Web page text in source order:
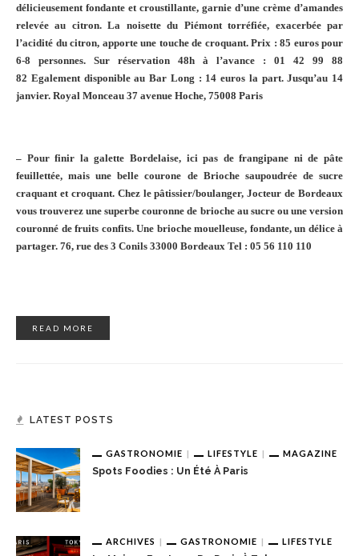
délicieusement fondante et croustillante, garnie d’une crème d’amandes
relevée au citron.La noisette du Piémont torréfiée, exacerbée par
l’acidité du citron, apporte une touche de croquant. Prix : 85 euros pour
6-8 personnes. Sur réservation 48h à l’avance : 01 42 99 88
82 Egalement disponible au Bar Long : 14 euros la part.Jusqu’au 14
janvier. Royal Monceau 37 avenue Hoche, 75008 Paris
– Pour finir la galette Bordelaise, ici pas de frangipane ni de pâte
feuillettée, mais une belle courone de Brioche saupoudrée de sucre
craquant et croquant. Chez le pâtissier/boulanger, Jocteur de Bordeaux
vous trouverez une superbe couronne de brioche au sucre ou une version
couronné de fruits confits. Une brioche mouelleuse, fondante, un délice à
partager. 76, rue des 3 Conils 33000 Bordeaux Tel : 05 56 110 110
READ MORE
LATEST POSTS
GASTRONOMIE LIFESTYLE MAGAZINE
Spots Foodies : Un Été À Paris
ARCHIVES GASTRONOMIE LIFESTYLE